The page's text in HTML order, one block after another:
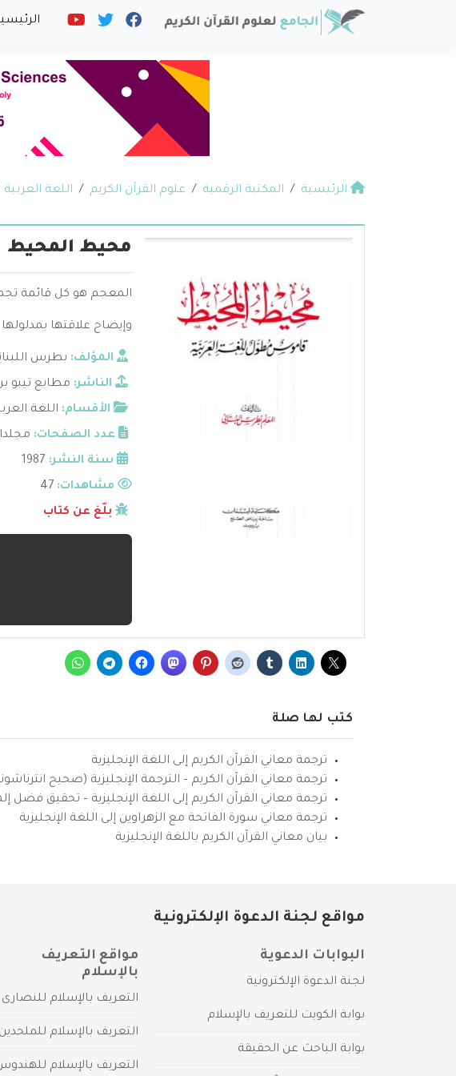
الرئيسية المكتبة الرقمية علوم القرآن الكريم اللغة العربية
محيط المحيط
المعجم هو كل قائمة
وإيضاح علاقتها بمدلولها
المؤلف: بطرس
الناشر: مطابع تيبو
الأقسام: اللغة
عدد الصفحات:
سنة النشر: 1987
مشاهدات:
بلّغ عن كتاب
كتب لها صلة
ترجمة معاني القرآن الكريم إلى اللغة الإنجليزية
ترجمة معاني القرآن الكريم – الترجمة الإنجليزية (صحيح
ترجمة معاني القرآن الكريم إلى اللغة الإنجليزية – تحقيق فضل
ترجمة معاني سورة الفاتحة مع الزهراوين إلى اللغة الإنجليزية
بيان معاني القرآن الكريم باللغة الإنجليزية
مواقع لجنة الدعوة الإلكترونية
البوابات الدعوية
لجنة الدعوة الإلكترونية
بوابة الكويت للتعريف بالإسلام
بوابة الباحث عن الحقيقة
مواقع التعريف
بالإسلام
التعريف بالإسلام للنصارى
التعريف بالإسلام للملحدين
التعريف بالإسلام